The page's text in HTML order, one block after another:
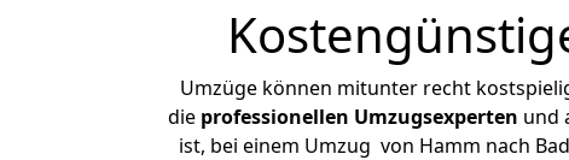
Umzüge können mitunter recht
die professionellen Umzugsexperten und
ist, bei einem Umzug von Hamm nach